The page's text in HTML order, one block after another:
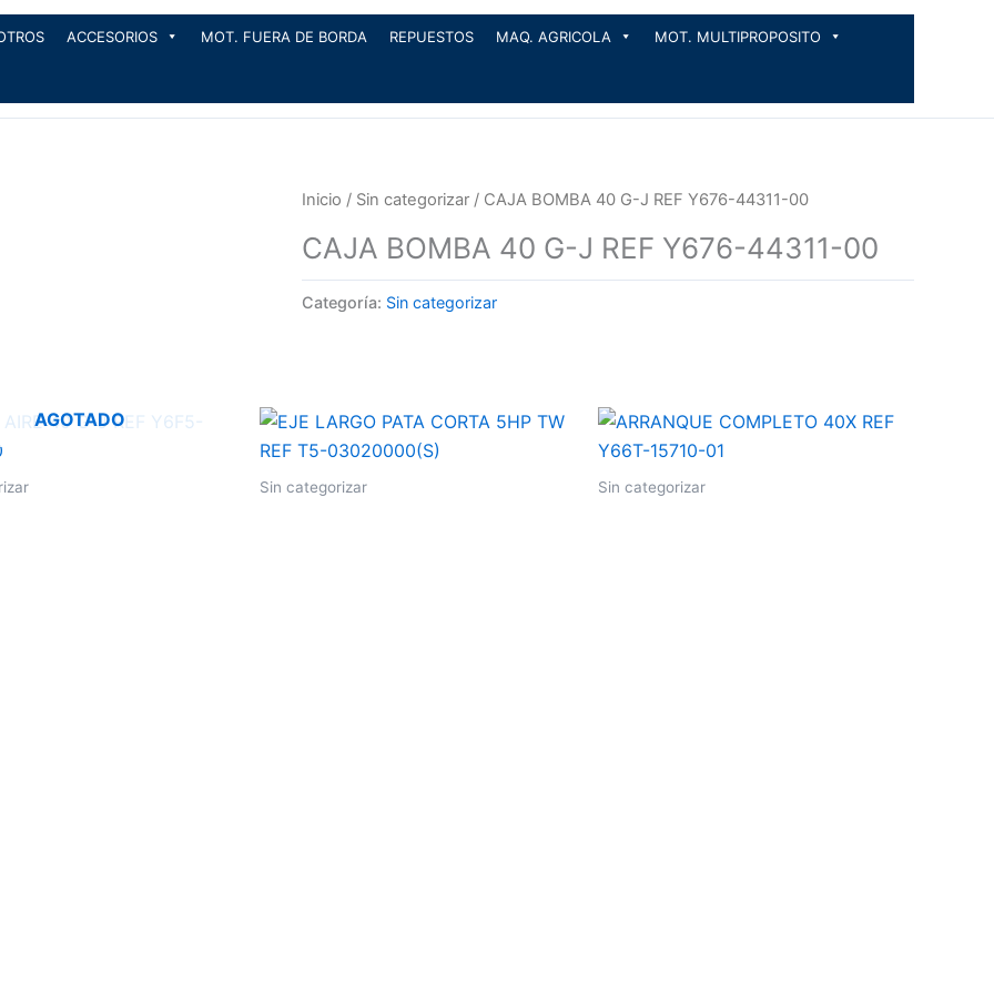
ACCESORIOS MOT. FUERA DE BORDA REPUESTOS MAQ. AGRICOLA MOT. MULTIPROPOSITO
Inicio / Sin categorizar / CAJA BOMBA 40 G-J REF Y676-44311-00
CAJA BOMBA 40 G-J REF Y676-44311-00
Categoría: Sin categorizar
AGOTADO
Sin categorizar Sin categorizar